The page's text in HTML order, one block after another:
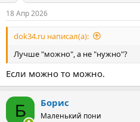
18 Апр 2026
dok34.ru написал(а):
Лучше "можно", а не "нужно"?
Если можно то можно.
Б Борис
Маленький пони